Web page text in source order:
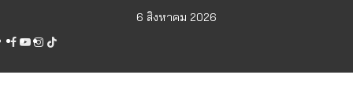
content
6 สิงหาคม 2026
facebook
youtube
instagram
tiktok